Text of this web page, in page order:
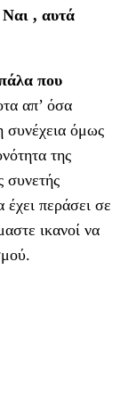
Ναι , αυτά
που
απ’ όσα
συνέχεια όμως
της
συνετής
περάσει σε
ικανοί να